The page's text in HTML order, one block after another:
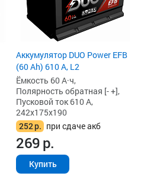
Аккумулятор DUO Power EFB
(60 Ah) 610 А, L2
Ёмкость 60 А·ч,
Полярность обратная [- +],
Пусковой ток 610 А,
242x175x190
252р. при сдаче акб
269р.
Купить